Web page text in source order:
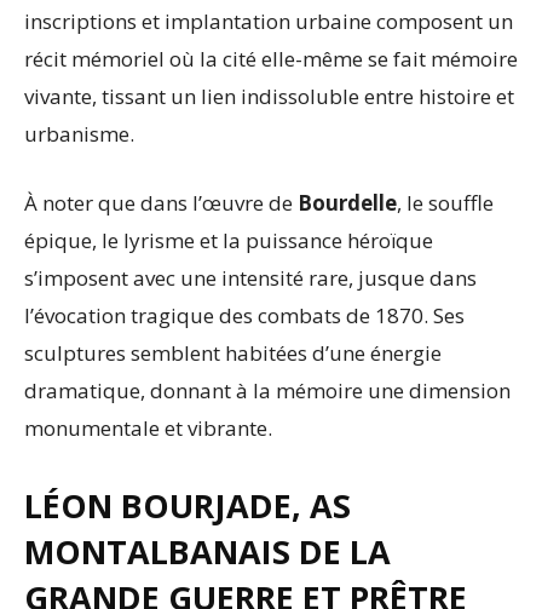
inscriptions et implantation urbaine composent un
récit mémoriel où la cité elle-même se fait mémoire
vivante, tissant un lien indissoluble entre histoire et
urbanisme.
À noter que dans l’œuvre de Bourdelle, le souffle
épique, le lyrisme et la puissance héroïque
s’imposent avec une intensité rare, jusque dans
l’évocation tragique des combats de 1870. Ses
sculptures semblent habitées d’une énergie
dramatique, donnant à la mémoire une dimension
monumentale et vibrante.
LÉON BOURJADE, AS
MONTALBANAIS DE LA
GRANDE GUERRE ET PRÊTRE